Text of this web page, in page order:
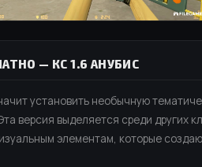
— КС 1.6 АНУБИС
установить необычную
версия выделяется среди других
элементам, которые